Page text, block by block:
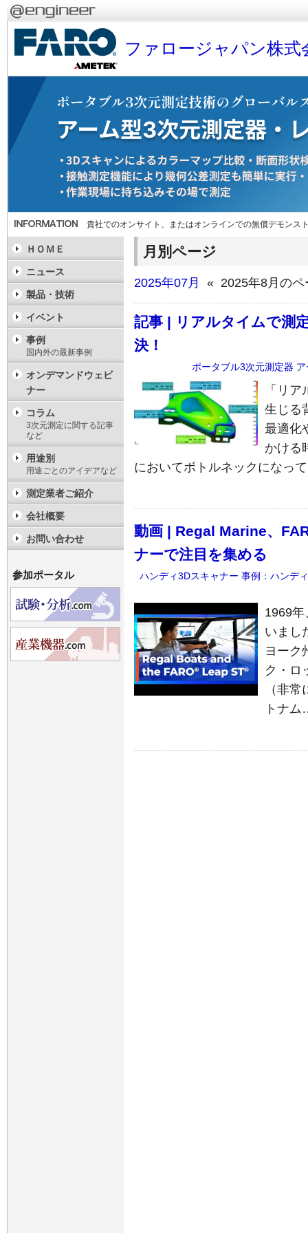
ファロージャパン株式
貴社でのオンサイト、またはオンラインでの無償デモンス
月別ページ
2025年07月 « 2025年8月の
記事 | リアルタイムで測
決！
ポータブル3次元測定器
「リ
生じる
最適化
かける
においてボトルネックになっ
動画 | Regal Marine、
ナーで注目を集める
ハンディ3Dスキャナー 事例：ハンデ
1969
いまし
ヨーク
ク・ロ
（非
トナ
ＨＯＭＥ
ニュース
製品・技術
イベント
事例
国内外の最新事例
オンデマンドウェビ
ナー
コラム
3次元測定に関する記事
など
用途別
用途ごとのアイデアなど
測定業者ご紹介
会社概要
お問い合わせ
参加ポータル